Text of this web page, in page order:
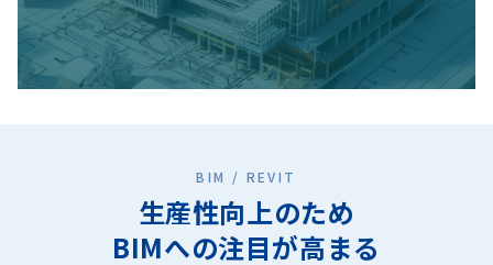
BIM / REVIT
生産性向上のため
BIMへの注目が高まる